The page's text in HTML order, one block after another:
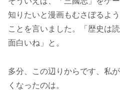
知りたいと漫画もむさぼるよ
ことを言いました。「歴史は
面白いね」と。
多分、この辺りからです、私
くなったのは。